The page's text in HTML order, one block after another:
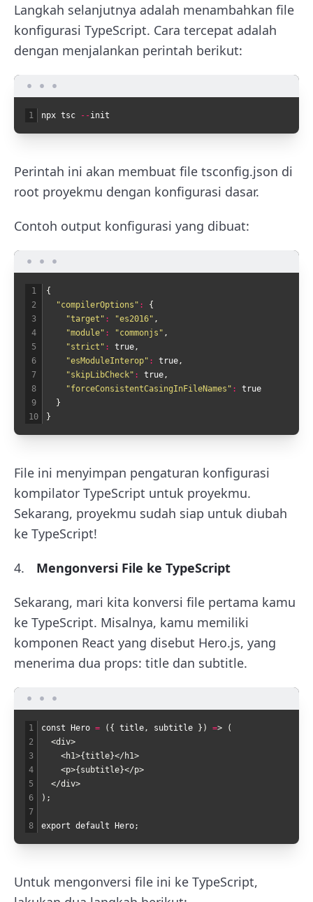
Langkah selanjutnya adalah menambahkan file
konfigurasi TypeScript. Cara tercepat adalah
dengan menjalankan perintah berikut:
1 npx tsc --init
Perintah ini akan membuat file tsconfig.json di
root proyekmu dengan konfigurasi dasar.
Contoh output konfigurasi yang dibuat:
1
2
3
4
5
6
7
8
9
10
{
"compilerOptions" :
{
"target" : "es2016" ,
"module" : "commonjs" ,
"strict" : true ,
"esModuleInterop" : true ,
"skipLibCheck" : true ,
"forceConsistentCasingInFileNames" :
true
}
}
File ini menyimpan pengaturan konfigurasi
kompilator TypeScript untuk proyekmu.
Sekarang, proyekmu sudah siap untuk diubah
ke TypeScript!
Mengonversi File ke TypeScript
Sekarang, mari kita konversi file pertama kamu
ke TypeScript. Misalnya, kamu memiliki
komponen React yang disebut Hero.js, yang
menerima dua props: title dan subtitle.
1
2
3
4
5
6
7
8
const Hero = ( { title , subtitle } ) => (
<div>
<h1>{title}</h1>
<p>{subtitle}</p>
</div>
) ;
export default Hero;
Untuk mengonversi file ini ke TypeScript,